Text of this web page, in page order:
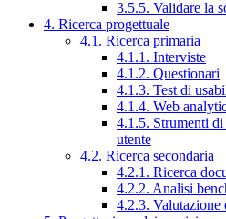
3.5.5. Validare la
4. Ricerca progettuale
4.1. Ricerca primaria
4.1.1. Interviste
4.1.2. Questionari
4.1.3. Test di
4.1.4. Web
4.1.5. Strumenti di
utente
4.2. Ricerca secondaria
4.2.1. Ricerca
4.2.2. Analisi
4.2.3. Valutazione